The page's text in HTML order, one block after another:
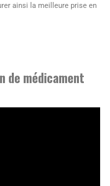
ainsi la meilleure prise en
de médicament